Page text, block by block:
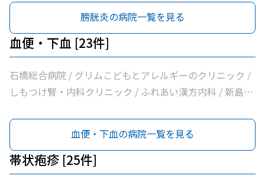
内科・乳腺クリニック / 島田クリニック / 佐藤内科 / コン
フォート下野クリニック / ふじたクリニック / 医療法人社
団輝会つばさクリニック / 藤沼医院 / 石川医院 / やの小児
科医院 / 川嶌内科小児科クリニック / 一般社団法人巨樹の
会新上三川病院 / 小口内科小児科医院 / 山﨑医院 / うえの
クリニック / せんば医院 / どんどんまもろうクリニックし
膀胱炎の病院一覧を見る
血便・下血 [23件]
石橋総合病院 / グリムこどもとアレルギーのクリニック /
しもつけ腎・内科クリニック / ふれあい漢方内科 / 新島内
内科・乳腺クリニック / 島田クリニック / 佐藤内科 / コン
フォート下野クリニック / ふじたクリニック / 医療法人社
団輝会つばさクリニック / 藤沼医院 / 石川医院 / やの小児
科医院 / 川嶌内科小児科クリニック / 一般社団法人巨樹の
血便・下血の病院一覧を見る
帯状疱疹 [25件]